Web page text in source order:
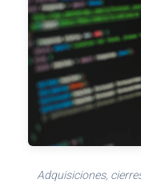
Adquisiciones,